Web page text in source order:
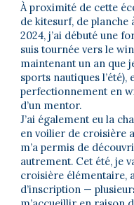
À proximité de cette
de kitesurf, de
2024, j’ai débuté une
suis tournée vers le
maintenant un an que
sports nautiques
perfectionnement en
d’un mentor.
J’ai également eu la
en voilier de croisière
m’a permis de
autrement. Cet été, je
croisière élémentaire,
d’inscription —